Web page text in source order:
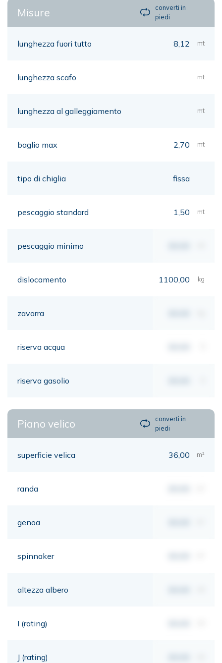
Misure
converti in
piedi
lunghezza fuori tutto 8,12 mt
lunghezza scafo mt
lunghezza al galleggiamento mt
baglio max 2,70 mt
tipo di chiglia fissa
pescaggio standard 1,50 mt
pescaggio minimo
dislocamento 1100,00 kg
zavorra
riserva acqua
riserva gasolio
Piano velico
converti in
piedi
superficie velica 36,00 m²
randa
genoa
spinnaker
altezza albero
I (rating)
J (rating)